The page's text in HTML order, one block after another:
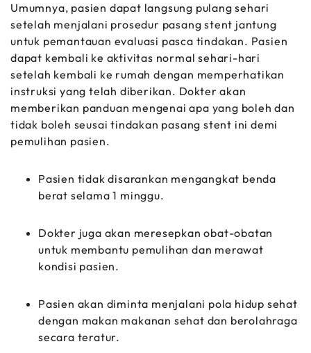
Umumnya, pasien dapat langsung pulang sehari
setelah menjalani prosedur pasang stent jantung
untuk pemantauan evaluasi pasca tindakan. Pasien
dapat kembali ke aktivitas normal sehari-hari
setelah kembali ke rumah dengan memperhatikan
instruksi yang telah diberikan. Dokter akan
memberikan panduan mengenai apa yang boleh dan
tidak boleh seusai tindakan pasang stent ini demi
pemulihan pasien.
Pasien tidak disarankan mengangkat benda
berat selama 1 minggu.
Dokter juga akan meresepkan obat-obatan
untuk membantu pemulihan dan merawat
kondisi pasien.
Pasien akan diminta menjalani pola hidup sehat
dengan makan makanan sehat dan berolahraga
secara teratur.